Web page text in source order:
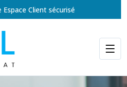
Client sécurisé